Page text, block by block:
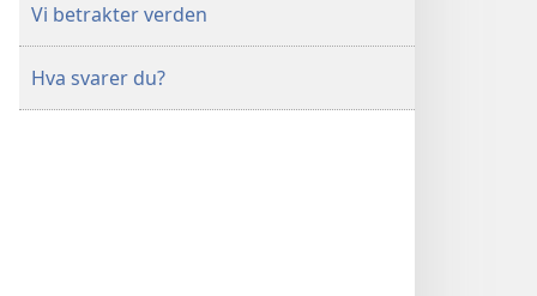
Vi betrakter verden
Hva svarer du?